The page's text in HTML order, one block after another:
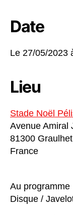
Date
Le 27/05/2023
Lieu
Stade Noël
Avenue Amiral
81300 Graulhet
France
Au programme
Disque /